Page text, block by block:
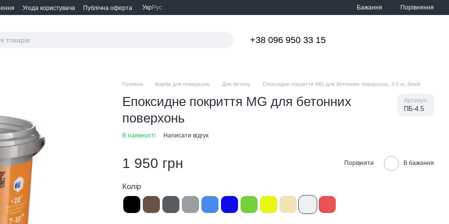
Угода користувача Публічна оферта УкрРус Бажання Порівняння
+38 096 950 33 15
Головна Фарби для поверхонь Для бетону Епоксидне покриття MG для бетонних поверхонь, 4.5 кг, білий
Епоксидне покриття MG для бетонних
поверхонь
Артикул
ПБ-4.5
В наявності Написати відгук
1 950 грн Порівняти В бажання
Колір